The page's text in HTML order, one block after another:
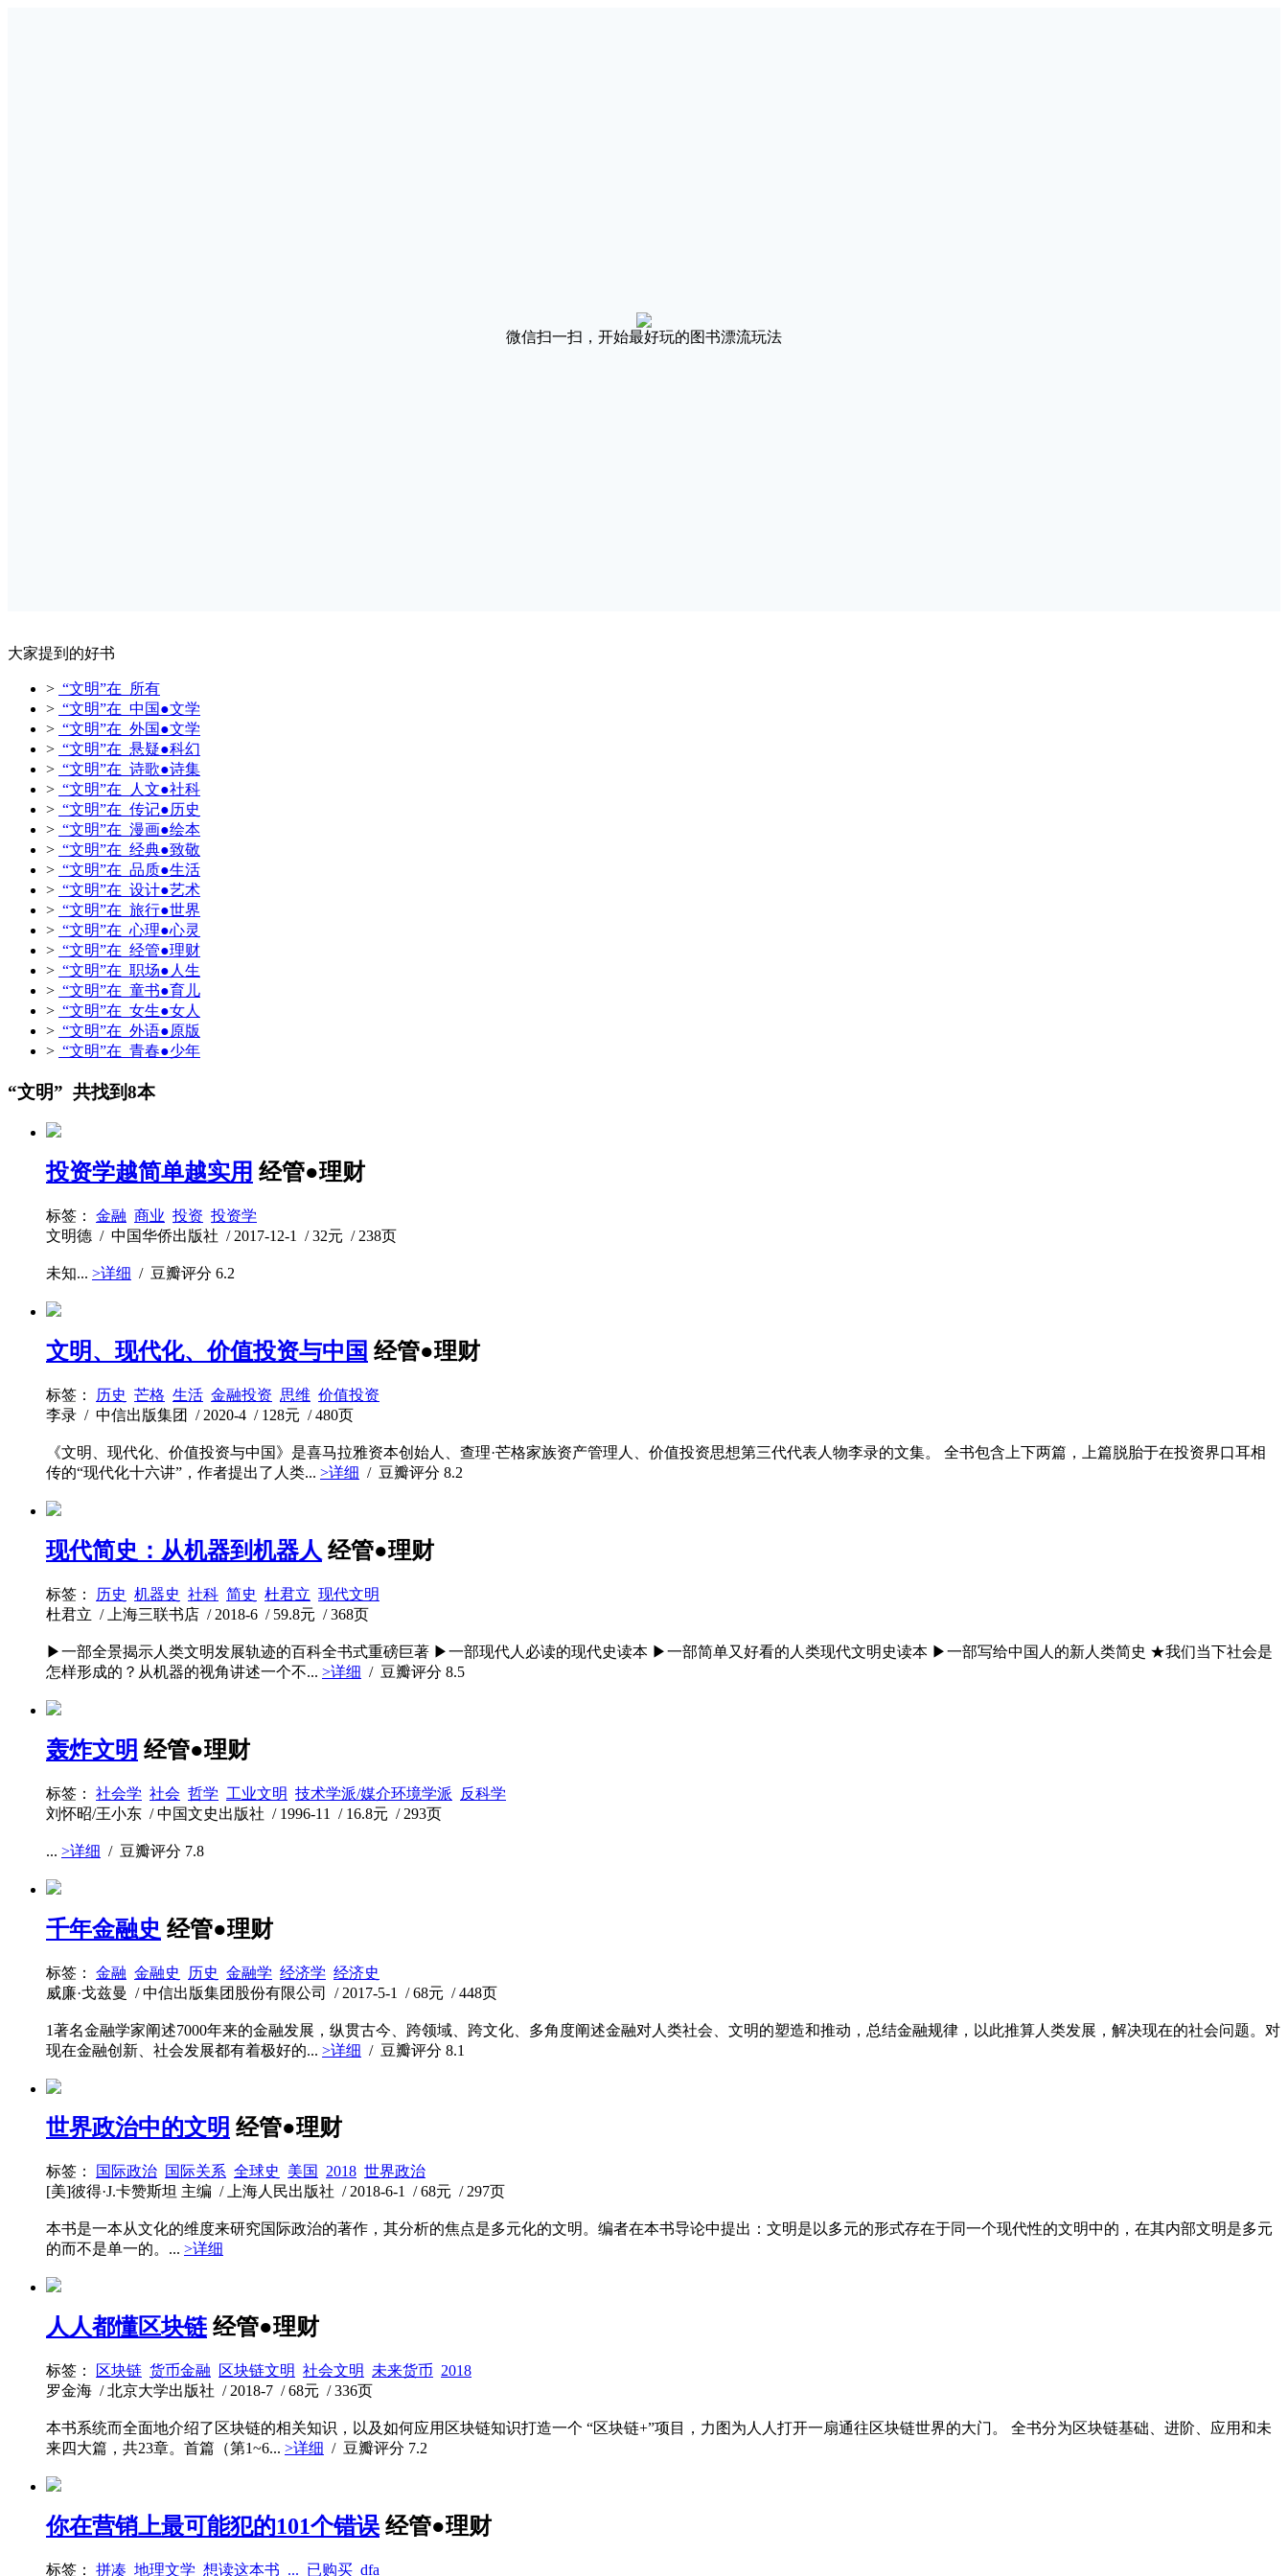
微信扫一扫，开始最好玩的图书漂流玩法
大家提到的好书
> “文明”在 所有
> “文明”在 中国●文学
> “文明”在 外国●文学
> “文明”在 悬疑●科幻
> “文明”在 诗歌●诗集
> “文明”在 人文●社科
> “文明”在 传记●历史
> “文明”在 漫画●绘本
> “文明”在 经典●致敬
> “文明”在 品质●生活
> “文明”在 设计●艺术
> “文明”在 旅行●世界
> “文明”在 心理●心灵
> “文明”在 经管●理财
> “文明”在 职场●人生
> “文明”在 童书●育儿
> “文明”在 女生●女人
> “文明”在 外语●原版
> “文明”在 青春●少年
“文明” 共找到8本
投资学越简单越实用 经管●理财
标签： 金融 商业 投资 投资学
文明德 / 中国华侨出版社 / 2017-12-1 / 32元 / 238页
未知... >详细 / 豆瓣评分 6.2
文明、现代化、价值投资与中国 经管●理财
标签： 历史 芒格 生活 金融投资 思维 价值投资
李录 / 中信出版集团 / 2020-4 / 128元 / 480页
《文明、现代化、价值投资与中国》是喜马拉雅资本创始人、查理·芒格家族资产管理人、价值投资思想第三代代表人物李录的文集。 全书包含上下两篇，上篇脱胎于在投资界口耳相
传的“现代化十六讲”，作者提出了人类... >详细 / 豆瓣评分 8.2
现代简史：从机器到机器人 经管●理财
标签： 历史 机器史 社科 简史 杜君立 现代文明
杜君立 / 上海三联书店 / 2018-6 / 59.8元 / 368页
▶一部全景揭示人类文明发展轨迹的百科全书式重磅巨著 ▶一部现代人必读的现代史读本 ▶一部简单又好看的人类现代文明史读本 ▶一部写给中国人的新人类简史 ★我们当下社会是
怎样形成的？从机器的视角讲述一个不... >详细 / 豆瓣评分 8.5
轰炸文明 经管●理财
标签： 社会学 社会 哲学 工业文明 技术学派/媒介环境学派
反科学
刘怀昭/王小东 / 中国文史出版社 / 1996-11 / 16.8元 / 293页
... >详细 / 豆瓣评分 7.8
千年金融史 经管●理财
标签： 金融 金融史 历史 金融学 经济学 经济史
威廉·戈兹曼 / 中信出版集团股份有限公司 / 2017-5-1 / 68元 / 448页
1著名金融学家阐述7000年来的金融发展，纵贯古今、跨领域、跨文化、多角度阐述金融对人类社会、文明的塑造和推动，总结金融规律，以此推算人类发展，解决现在的社会问题。对
现在金融创新、社会发展都有着极好的... >详细 / 豆瓣评分 8.1
世界政治中的文明 经管●理财
标签： 国际政治 国际关系 全球史 美国 2018 世界政治
[美]彼得·J.卡赞斯坦 主编 / 上海人民出版社 / 2018-6-1 / 68元 / 297页
本书是一本从文化的维度来研究国际政治的著作，其分析的焦点是多元化的文明。编者在本书导论中提出：文明是以多元的形式存在于同一个现代性的文明中的，在其内部文明是多元
的而不是单一的。... >详细
人人都懂区块链 经管●理财
标签： 区块链 货币金融 区块链文明 社会文明 未来货币 2018
罗金海 / 北京大学出版社 / 2018-7 / 68元 / 336页
本书系统而全面地介绍了区块链的相关知识，以及如何应用区块链知识打造一个 “区块链+”项目，力图为人人打开一扇通往区块链世界的大门。 全书分为区块链基础、进阶、应用和未
来四大篇，共23章。首篇（第1~6... >详细 / 豆瓣评分 7.2
你在营销上最可能犯的101个错误 经管●理财
标签： 拼凑 地理文学 想读这本书 ... 已购买 dfa